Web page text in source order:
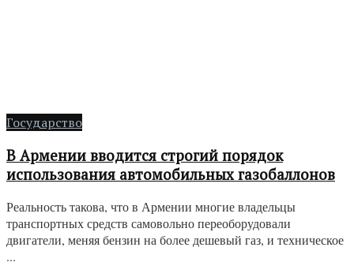
Государство
В Армении вводится строгий порядок
использования автомобильных газобаллонов
Реальность такова, что в Армении многие владельцы
транспортных средств самовольно переоборудовали
двигатели, меняя бензин на более дешевый газ, и техническое
...